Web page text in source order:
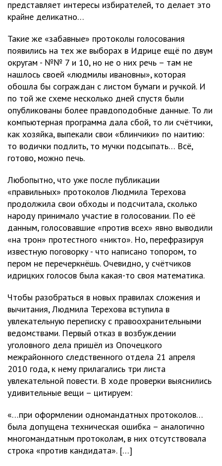
представляет интересы избирателей, то делает это
крайне деликатно…
Такие же «забавные» протоколы голосования
появились на тех же выборах в Идрице ещё по двум
округам - №№ 7 и 10, но не о них речь – там не
нашлось своей «людмилы ивановны», которая
обошла бы сограждан с листом бумаги и ручкой. И
по той же схеме несколько дней спустя были
опубликованы более правдоподобные данные. То ли
компьютерная программа дала сбой, то ли счётчики,
как хозяйка, выпекали свои «блинчики» по наитию:
то водички подлить, то мучки подсыпать… Всё,
готово, можно печь.
Любопытно, что уже после публикации
«правильных» протоколов Людмила Терехова
продолжила свои обходы и подсчитала, сколько
народу принимало участие в голосовании. По её
данным, голосовавшие «против всех» явно выводили
«на трон» протестного «никто». Но, перефразируя
известную поговорку - что написано топором, то
пером не перечеркнёшь. Очевидно, у счётчиков
идрицких голосов была какая-то своя математика.
Чтобы разобраться в новых правилах сложения и
вычитания, Людмила Терехова вступила в
увлекательную переписку с правоохранительными
ведомствами. Первый отказ в возбуждении
уголовного дела пришёл из Опочецкого
межрайонного следственного отдела 21 апреля
2010 года, к нему прилагались три листа
увлекательной повести. В ходе проверки выяснились
удивительные вещи – цитируем:
«…при оформлении одномандатных протоколов…
была допущена техническая ошибка – аналогично
многомандатным протоколам, в них отсутствовала
строка «против кандидата». […]